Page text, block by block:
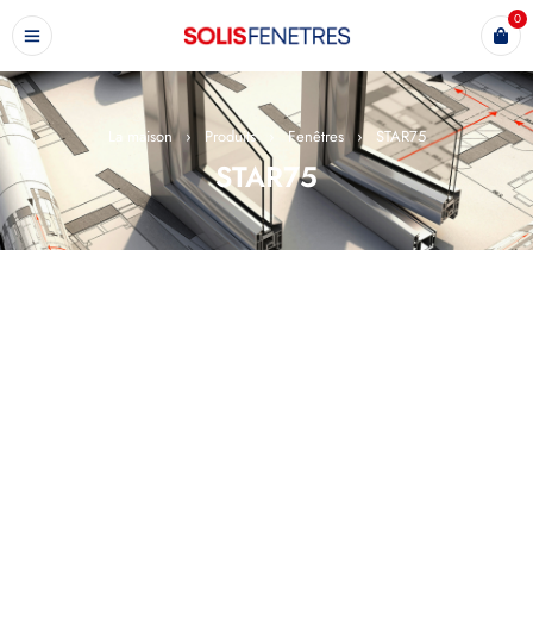
0
La maison › Produits Fenêtres › STAR75
STAR75